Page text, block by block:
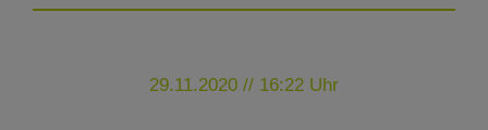
29.11.2020 // 16:22 Uhr